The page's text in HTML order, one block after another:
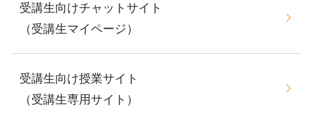
受講生向けチャットサイト
（受講生マイページ）
受講生向け授業サイト
（受講生専用サイト）